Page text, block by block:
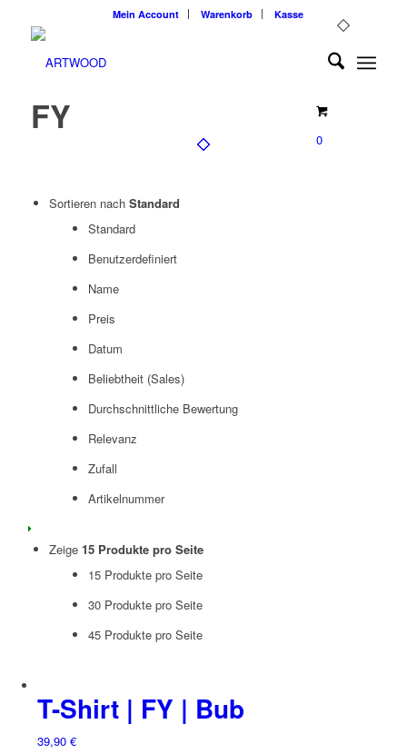
Mein Account Warenkorb Kasse
0
FY
Sortieren nach Standard
Standard
Benutzerdefiniert
Name
Preis
Datum
Beliebtheit (Sales)
Durchschnittliche Bewertung
Relevanz
Zufall
Artikelnummer
Zeige 15 Produkte pro Seite
15 Produkte pro Seite
30 Produkte pro Seite
45 Produkte pro Seite
T-Shirt | FY | Bub
39,90 €